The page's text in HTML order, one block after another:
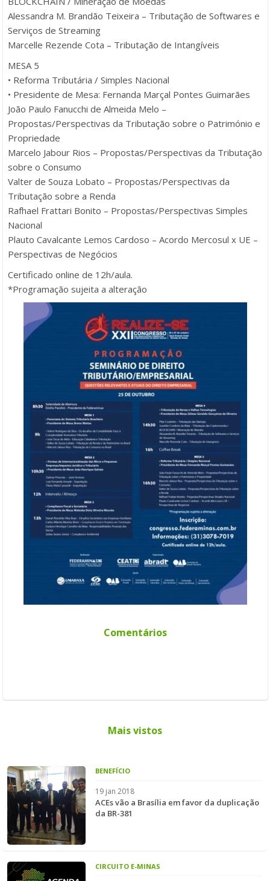
Alessandra M. Brandão Teixeira – Tributação de Softwares e
Serviços de Streaming
Marcelle Rezende Cota – Tributação de Intangíveis
MESA 5
• Reforma Tributária / Simples Nacional
• Presidente de Mesa: Fernanda Marçal Pontes Guimarães
João Paulo Fanucchi de Almeida Melo –
Propostas/Perspectivas da Tributação sobre o Património e
Propriedade
Marcelo Jabour Rios – Propostas/Perspectivas da Tributação
sobre o Consumo
Valter de Souza Lobato – Propostas/Perspectivas da
Tributação sobre a Renda
Rafhael Frattari Bonito – Propostas/Perspectivas Simples
Nacional
Plauto Cavalcante Lemos Cardoso – Acordo Mercosul x UE –
Perspectivas de Negócios
Certificado online de 12h/aula.
*Programação sujeita a alteração
Comentários
Mais vistos
BENEFÍCIO
19 jan 2018
ACEs vão a Brasília em favor da duplicação
da BR-381
CIRCUITO E-MINAS